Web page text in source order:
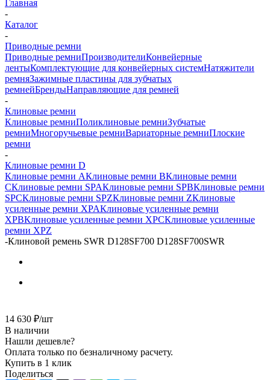
Главная
-
Каталог
-
Приводные ремни
Приводные ремниПроизводителиКонвейерные
лентыКомплектующие для конвейерных системНатяжители
ремняЗажимные пластины для зубчатых
ремнейБрендыНаправляющие для ремней
-
Клиновые ремни
Клиновые ремниПоликлиновые ремниЗубчатые
ремниМногоручьевые ремниВариаторные ремниПлоские
ремни
-
Клиновые ремни D
Клиновые ремни AКлиновые ремни BКлиновые ремни
CКлиновые ремни SPAКлиновые ремни SPBКлиновые ремни
SPCКлиновые ремни SPZКлиновые ремни ZКлиновые
усиленные ремни XPAКлиновые усиленные ремни
XPBКлиновые усиленные ремни XPCКлиновые усиленные
ремни XPZ
-Клиновой ремень SWR D128SF700 D128SF700SWR
14 630 ₽/шт
В наличии
Нашли дешевле?
Оплата только по безналичному расчету.
Купить в 1 клик
Поделиться